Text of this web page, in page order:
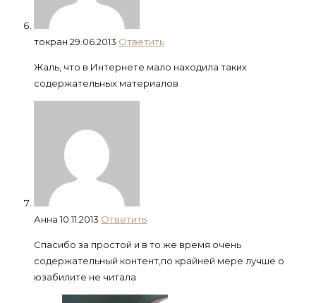
токран 29.06.2013 Ответить
Жаль, что в Интернете мало находила таких
содержательных материалов
Анна10.11.2013 Ответить
Спасибо за простой и в то же время очень
содержательный контент,по крайней мере лучше о
юзабилите не читала